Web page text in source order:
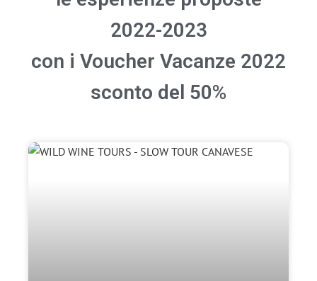
2022-2023
con i Voucher Vacanze 2022
sconto del 50%